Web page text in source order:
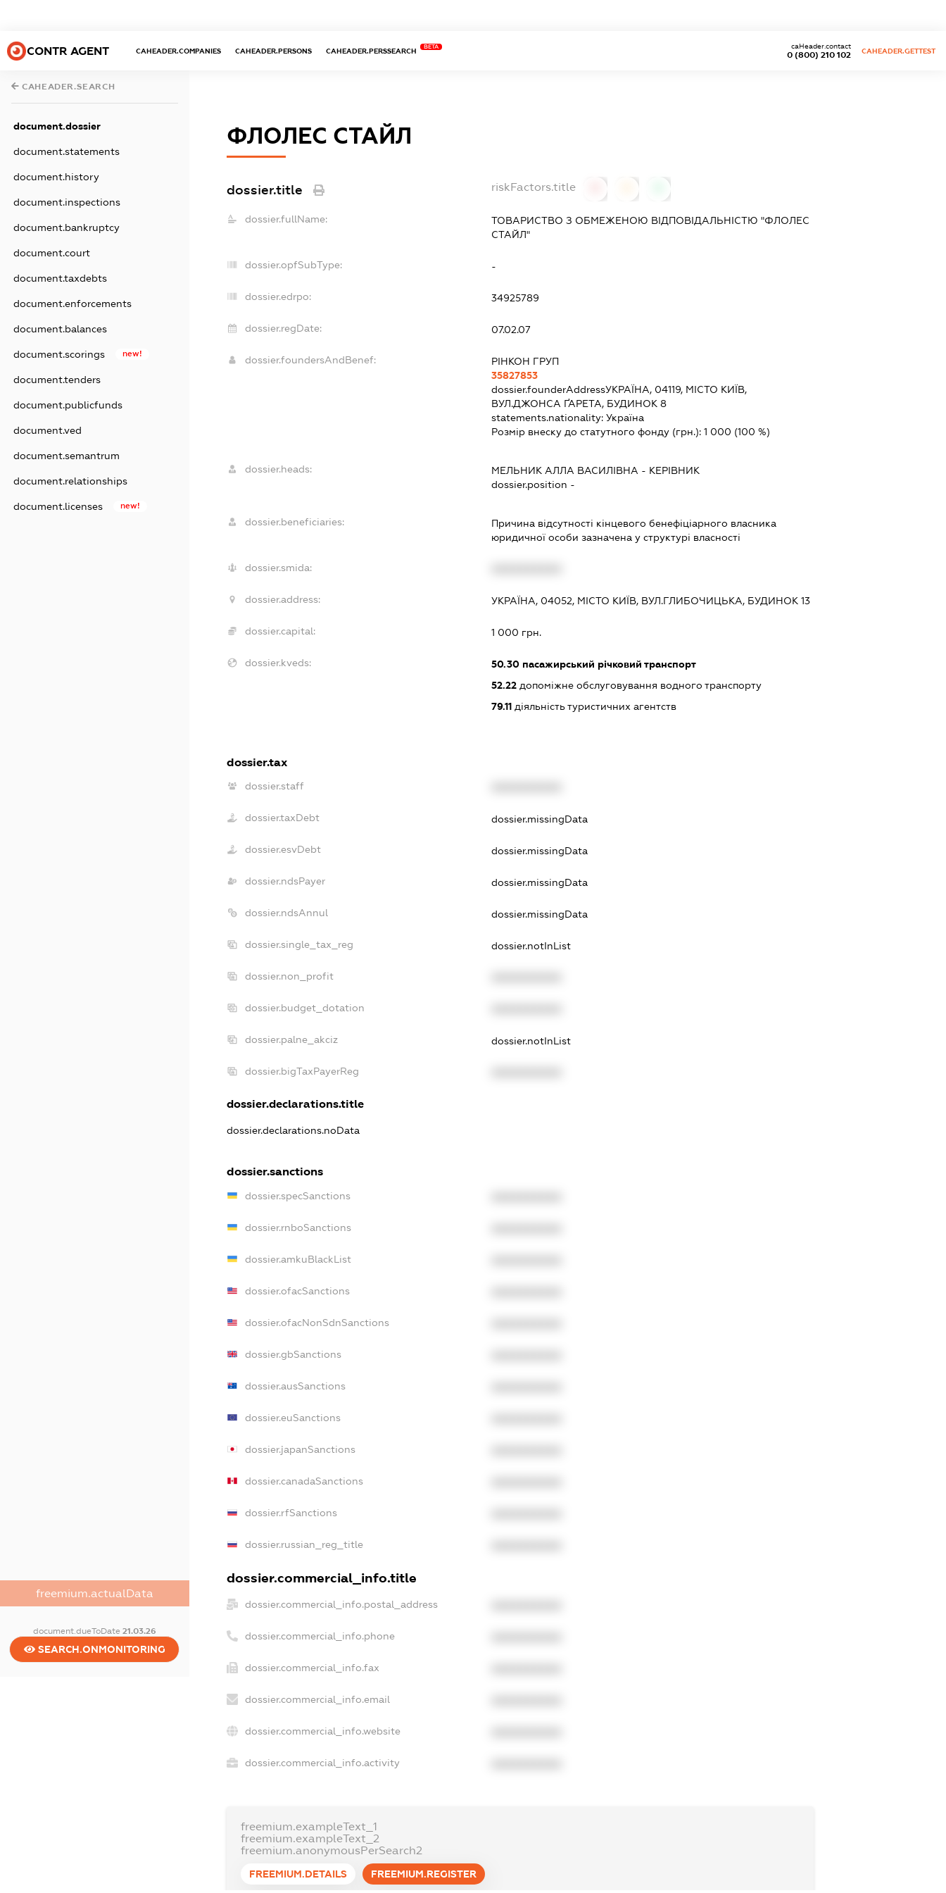
CONTR AGENT CAHEADER.COMPANIES CAHEADER.PERSONS CAHEADER.PERSSEARCH
BETA
0 (800) 210 102
caHeader.contact
CAHEADER.GETTEST
CAHEADER.SEARCH
document.dossier
document.statements
document.history
document.inspections
document.bankruptcy
document.court
document.taxdebts
document.enforcements
document.balances
document.scorings new!
document.tenders
document.publicfunds
document.ved
document.semantrum
document.relationships
document.licenses new!
freemium.actualData
document.dueToDate 21.03.26
SEARCH.ONMONITORING
ФЛОЛЕС СТАЙЛ
dossier.title riskFactors.title
dossier.fullName:
ТОВАРИСТВО З ОБМЕЖЕНОЮ ВІДПОВІДАЛЬНІСТЮ "ФЛОЛЕС
СТАЙЛ"
dossier.opfSubType: -
dossier.edrpo: 34925789
dossier.regDate: 07.02.07
dossier.foundersAndBenef:
РІНКОН ГРУП
35827853
dossier.founderAddressУКРАЇНА, 04119, МІСТО КИЇВ,
ВУЛ.ДЖОНСА ҐАРЕТА, БУДИНОК 8
statements.nationality: Україна
Розмір внеску до статутного фонду (грн.): 1 000 (100 %)
dossier.heads: МЕЛЬНИК АЛЛА ВАСИЛІВНА - КЕРІВНИК
dossier.position -
dossier.beneficiaries:
Причина відсутності кінцевого бенефіціарного власника
юридичної особи зазначена у структурі власності
dossier.smida:
dossier.address: УКРАЇНА, 04052, МІСТО КИЇВ, ВУЛ.ГЛИБОЧИЦЬКА, БУДИНОК 13
dossier.capital: 1 000 грн.
dossier.kveds: 50.30пасажирський річковий транспорт
52.22допоміжне обслуговування водного транспорту
79.11діяльність туристичних агентств
dossier.tax
dossier.staff
dossier.taxDebt dossier.missingData
dossier.esvDebt dossier.missingData
dossier.ndsPayer dossier.missingData
dossier.ndsAnnul dossier.missingData
dossier.single_tax_reg dossier.notInList
dossier.non_profit
dossier.budget_dotation
dossier.palne_akciz dossier.notInList
dossier.bigTaxPayerReg
dossier.declarations.title
dossier.declarations.noData
dossier.sanctions
dossier.specSanctions
dossier.rnboSanctions
dossier.amkuBlackList
dossier.ofacSanctions
dossier.ofacNonSdnSanctions
dossier.gbSanctions
dossier.ausSanctions
dossier.euSanctions
dossier.japanSanctions
dossier.canadaSanctions
dossier.rfSanctions
dossier.russian_reg_title
dossier.commercial_info.title
dossier.commercial_info.postal_address
dossier.commercial_info.phone
dossier.commercial_info.fax
dossier.commercial_info.email
dossier.commercial_info.website
dossier.commercial_info.activity
freemium.exampleText_1
freemium.exampleText_2
freemium.anonymousPerSearch2
FREEMIUM.DETAILS FREEMIUM.REGISTER